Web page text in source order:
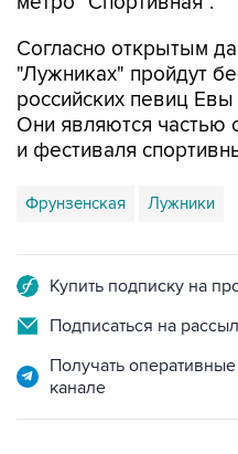
Согласно открытым
"Лужниках" пройдут
российских певиц
Они являются частью
и фестиваля
Фрунзенская Лужники
Купить подписку на
Подписаться на
Получать
канале